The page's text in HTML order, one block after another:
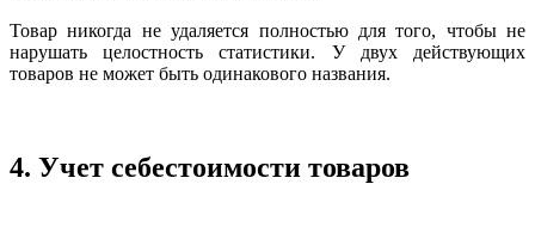
Товар никогда не удаляется полностью для того, чтобы не
нарушать целостность статистики. У двух действующих
товаров не может быть одинакового названия.
4. Учет себестоимости товаров